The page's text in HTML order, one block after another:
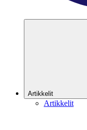
Artikkelit
Artikkelit